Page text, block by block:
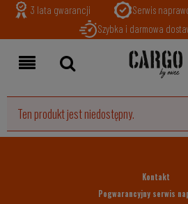
3 lata gwarancji Serwis
Szybka i darmowa
Ten produkt jest niedostępny.
Kontakt
Pogwarancyjny serwis